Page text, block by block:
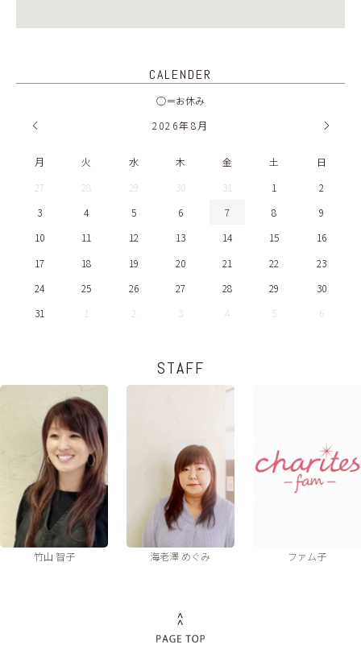
CALENDER
◯＝お休み
2026年8月
月 火 水 木 金 土
日
27
28 29 30 31 1
2
3
4 5 6 7 8
9
10
11 12 13 14 15
16
17
18 19 20 21 22
23
24
25 26 27 28 29
30
31
1 2 3 4 5 6
STAFF
竹山 智子 海老澤 めぐみ ファム子